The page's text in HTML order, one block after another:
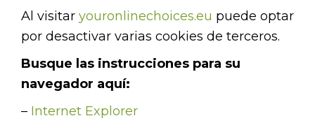
Al visitar youronlinechoices.eu puede optar
por desactivar varias cookies de terceros.
Busque las instrucciones para su
navegador aquí:
– Internet Explorer